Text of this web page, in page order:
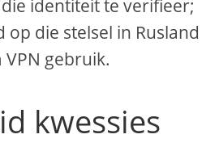
identiteit te verifieer;
op die stelsel in Rusland
gebruik.
kwessies